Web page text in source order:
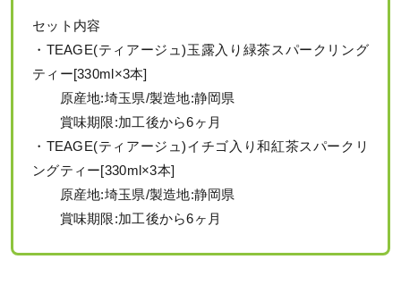
セット内容
・TEAGE(ティアージュ)玉露入り緑茶スパークリング
ティー[330ml×3本]
原産地:埼玉県/製造地:静岡県
賞味期限:加工後から6ヶ月
・TEAGE(ティアージュ)イチゴ入り和紅茶スパークリ
ングティー[330ml×3本]
原産地:埼玉県/製造地:静岡県
賞味期限:加工後から6ヶ月